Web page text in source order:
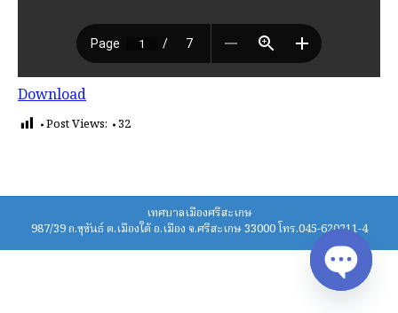
Download
Post Views: 32
เทศบาลเมืองศรีสะเกษ
987/39 ถ.ขุขันธ์ ต.เมืองใต้ อ.เมือง จ.ศรีสะเกษ 33000 โทร.045-620211-4